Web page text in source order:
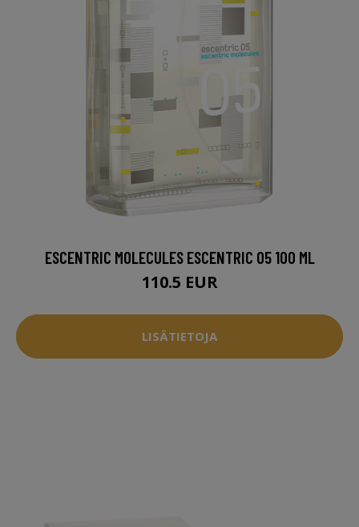
ESCENTRIC MOLECULES ESCENTRIC 05 100 ML
110.5 EUR
LISÄTIETOJA